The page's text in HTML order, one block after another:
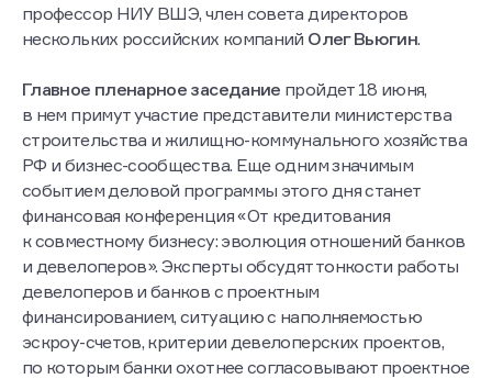
профессор НИУ ВШЭ, член совета директоров
нескольких российских компаний Олег Вьюгин.
Главное пленарное заседание пройдет 18 июня,
в нем примут участие представители министерства
строительства и жилищно-коммунального хозяйства
РФ и бизнес-сообщества. Еще одним значимым
событием деловой программы этого дня станет
финансовая конференция «От кредитования
к совместному бизнесу: эволюция отношений банков
и девелоперов». Эксперты обсудят тонкости работы
девелоперов и банков с проектным
финансированием, ситуацию с наполняемостью
эскроу-счетов, критерии девелоперских проектов,
по которым банки охотнее согласовывают проектное